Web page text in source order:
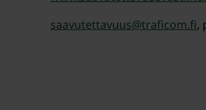
saavutettavuus@traficom.fi,